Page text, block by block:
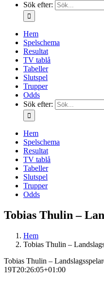
Sök efter:
Hem
Spelschema
Resultat
TV tablå
Tabeller
Slutspel
Trupper
Odds
Sök efter:
Hem
Spelschema
Resultat
TV tablå
Tabeller
Slutspel
Trupper
Odds
Tobias Thulin –
Hem
Tobias Thulin –
Tobias Thulin –
19T20:26:05+01:00